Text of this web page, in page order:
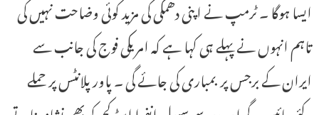
ایسا ہوگا ۔ ٹرمپ نے اپنی دھمکی کی مزید کوئی وضاحت نہیں کی
تاہم انہوں نے پہلے ہی کہا ہے کہ امریکی فوج کی جانب سے
ایران کے برجس پر بمباری کی جائے گی ۔ پاور پلانٹس پر حملے